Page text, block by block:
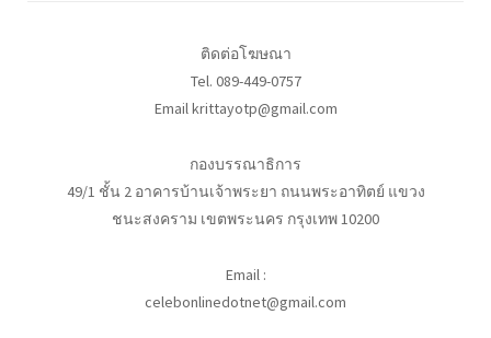
ติดต่อโฆษณา
Tel. 089-449-0757
Email krittayotp@gmail.com
กองบรรณาธิการ
49/1 ชั้น 2 อาคารบ้านเจ้าพระยา ถนนพระอาทิตย์ แขวง
ชนะสงคราม เขตพระนคร กรุงเทพ 10200
Email :
celebonlinedotnet@gmail.com